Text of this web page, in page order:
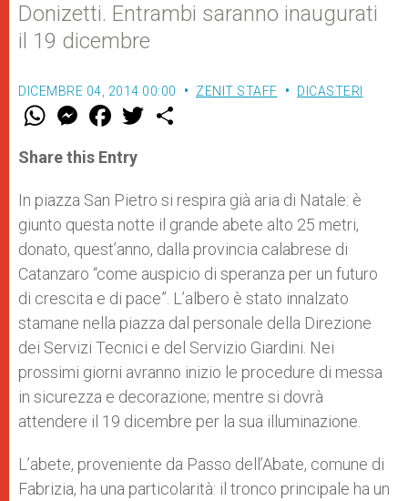
Donizetti. Entrambi saranno inaugurati
il 19 dicembre
DICEMBRE 04, 2014 00:00 ZENIT STAFF DICASTERI
W
t
s
p
p
M
e
s
e
g
e
r
F
a
e
b
o
k
w
r
Share this Entry
In piazza San Pietro si respira già aria di Natale: è
giunto questa notte il grande abete alto 25 metri,
donato, quest’anno, dalla provincia calabrese di
Catanzaro “come auspicio di speranza per un futuro
di crescita e di pace”. L’albero è stato innalzato
stamane nella piazza dal personale della Direzione
dei Servizi Tecnici e del Servizio Giardini. Nei
prossimi giorni avranno inizio le procedure di messa
in sicurezza e decorazione; mentre si dovrà
attendere il 19 dicembre per la sua illuminazione.
L’abete, proveniente da Passo dell’Abate, comune di
Fabrizia, ha una particolarità: il tronco principale ha un